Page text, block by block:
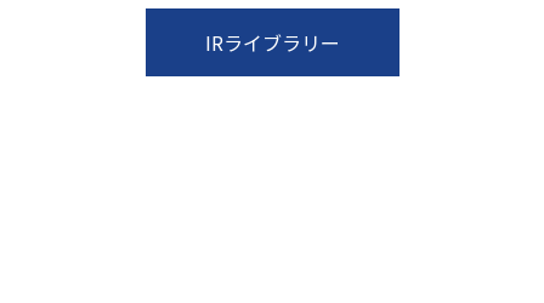
IRライブラリー